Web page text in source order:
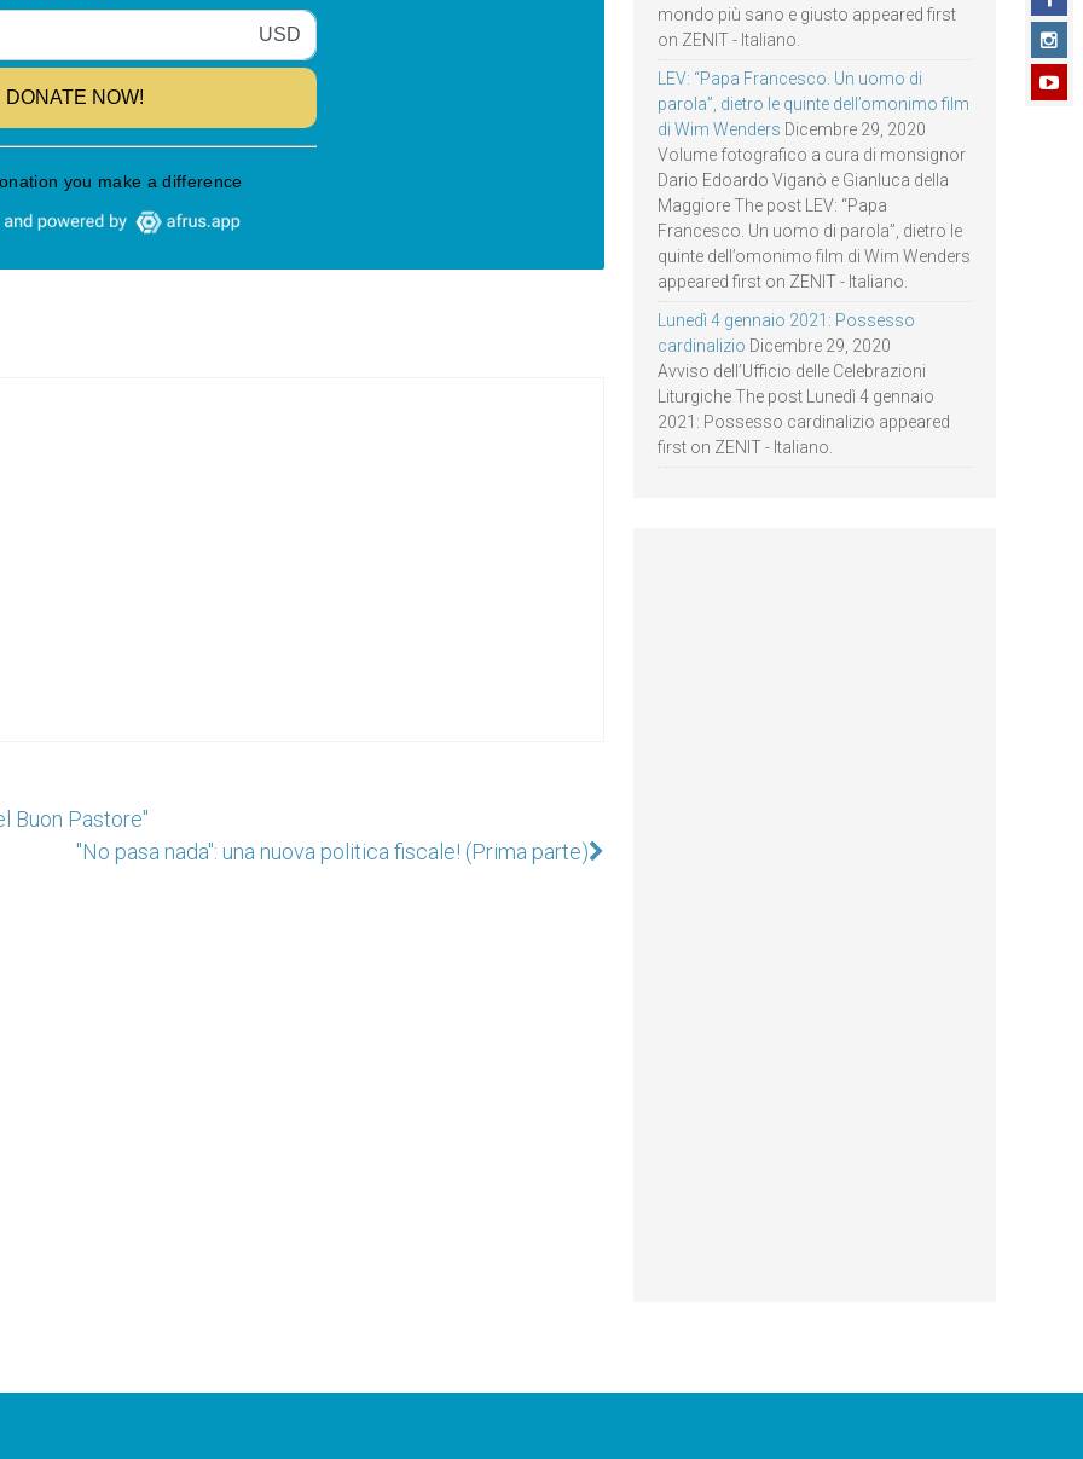
Buon Pastore"
"No pasa nada": una nuova politica fiscale! (Prima parte)
mondo più sano e giusto appeared first
on ZENIT - Italiano.
LEV: “Papa Francesco. Un uomo di
parola”, dietro le quinte dell’omonimo film
di Wim Wenders Dicembre 29, 2020
Volume fotografico a cura di monsignor
Dario Edoardo Viganò e Gianluca della
Maggiore The post LEV: “Papa
Francesco. Un uomo di parola”, dietro le
quinte dell’omonimo film di Wim Wenders
appeared first on ZENIT - Italiano.
Lunedì 4 gennaio 2021: Possesso
cardinalizio Dicembre 29, 2020
Avviso dell’Ufficio delle Celebrazioni
Liturgiche The post Lunedì 4 gennaio
2021: Possesso cardinalizio appeared
first on ZENIT - Italiano.